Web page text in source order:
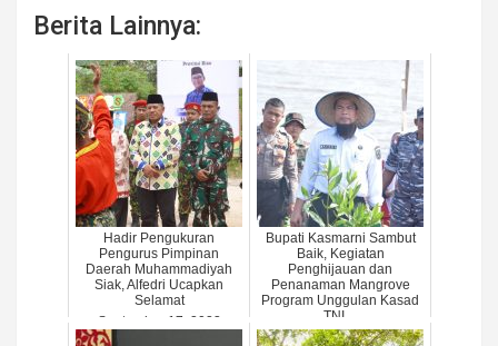
Berita Lainnya:
Hadir Pengukuran
Pengurus Pimpinan
Daerah Muhammadiyah
Siak, Alfedri Ucapkan
Selamat
September 17, 2023
Bupati Kasmarni Sambut
Baik, Kegiatan
Penghijauan dan
Penanaman Mangrove
Program Unggulan Kasad
TNI ...
February 21, 2024